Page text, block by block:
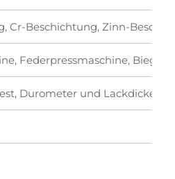
Cr-Beschichtung, Zinn-
Federpressmaschine,
Durometer und